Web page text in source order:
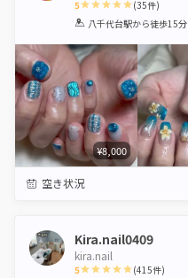
5
1 2 3 4 5
(35件)
八千代台駅から徒歩15分
¥8,000
空き状況
Kira.nail0409
kira.nail
5 (415件)